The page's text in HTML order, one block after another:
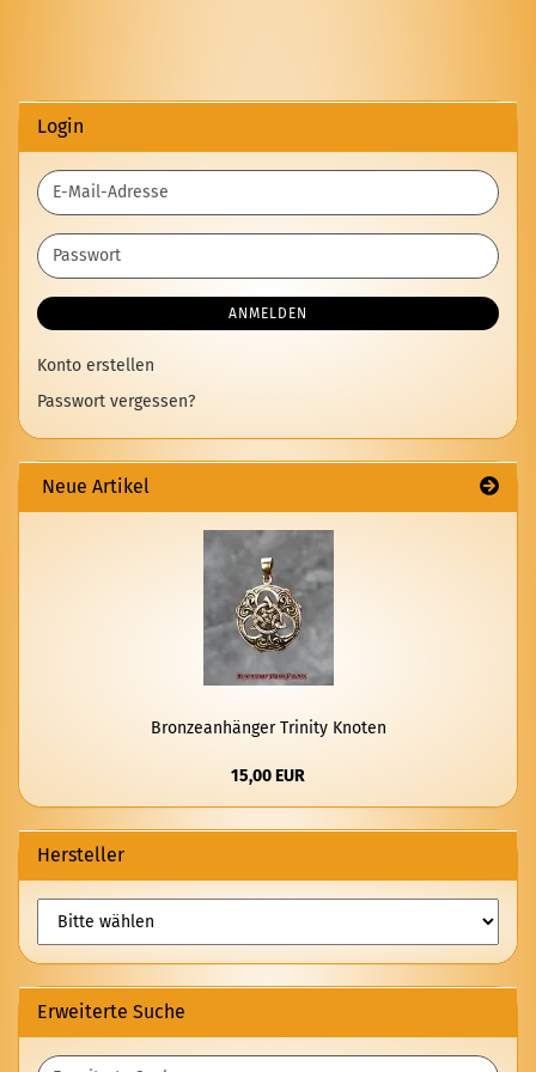
Login
E-
Mail-
Adresse
Passwort
ANMELDEN
Konto erstellen
Passwort vergessen?
Neue Artikel
Bron­ze­an­hän­ger Tri­ni­ty Kno­ten
15,00 EUR
Hersteller
Erweiterte Suche
Erweiterte